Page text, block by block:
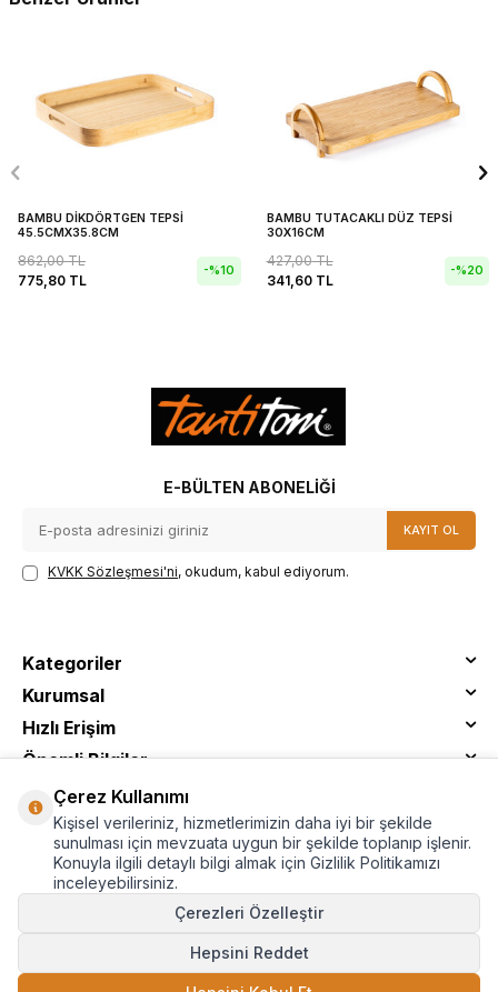
BAMBU DİKDÖRTGEN TEPSİ
45.5CMX35.8CM
862,00TL
775,80 TL
-%10
BAMBU TUTACAKLI DÜZ TEPSİ
30X16CM
427,00TL
341,60TL
-%20
E-BÜLTEN ABONELIĞI
KAYIT OL
KVKK Sözleşmesi'ni, okudum, kabul ediyorum.
Kategoriler
Kurumsal
Hızlı Erişim
Önemli Bilgiler
Çerez Kullanımı
Kişisel verileriniz, hizmetlerimizin daha iyi bir şekilde
sunulması için mevzuata uygun bir şekilde toplanıp işlenir.
Konuyla ilgili detaylı bilgi almak için Gizlilik Politikamızı
inceleyebilirsiniz.
Çerezleri Özelleştir
Hepsini Reddet